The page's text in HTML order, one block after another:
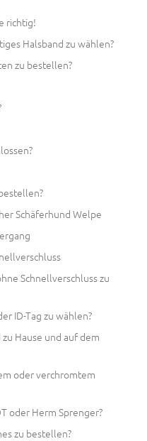
richtig!
Halsband zu wählen?
zu bestellen?
Schäferhund Welpe
Schnellverschluss zu
ID-Tag zu wählen?
Hause und auf dem
oder verchromtem
oder Herm Sprenger?
zu bestellen?